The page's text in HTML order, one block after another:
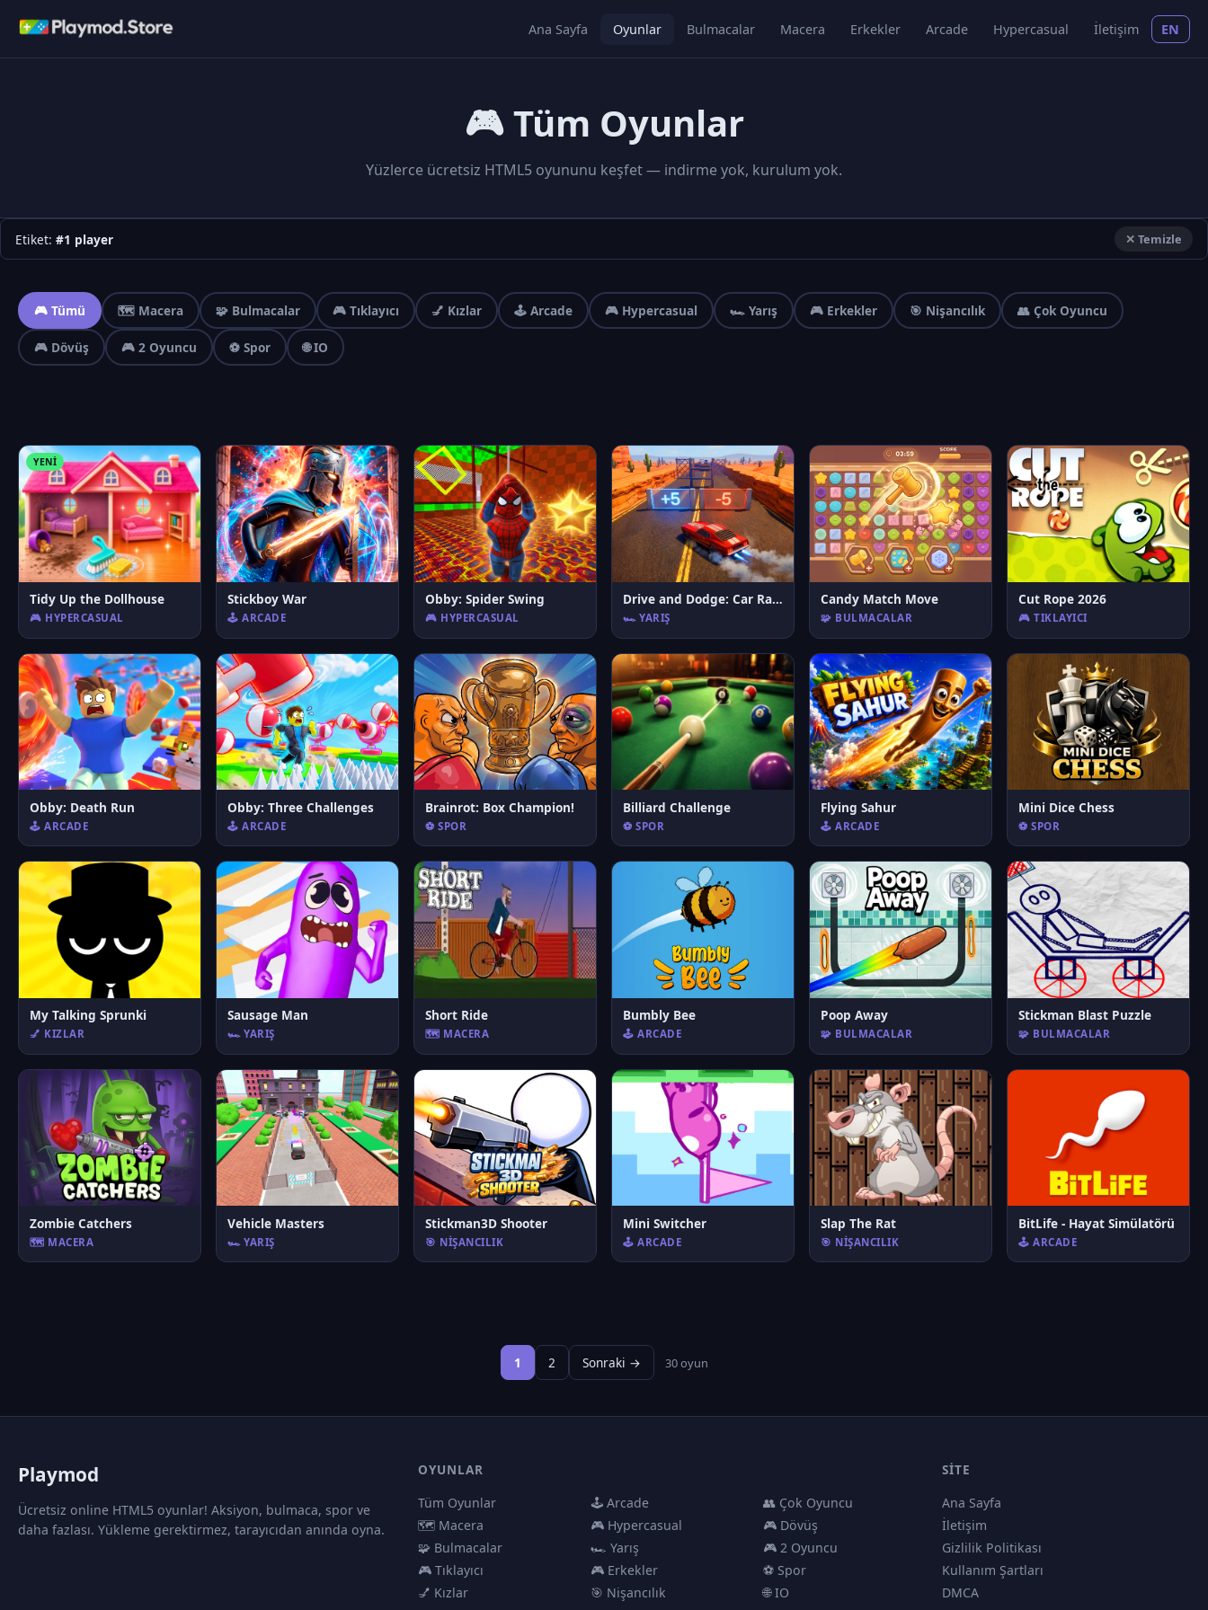
Ana Sayfa Oyunlar Bulmacalar Macera Erkekler Arcade Hypercasual İletişim EN
🎮 Tüm Oyunlar
Yüzlerce ücretsiz HTML5 oyununu keşfet — indirme yok, kurulum yok.
Etiket: #1 player ✕ Temizle
🎮 Tümü 🗺️ Macera 🧩 Bulmacalar 🎮 Tıklayıcı 💅 Kızlar 🕹️ Arcade 🎮 Hypercasual 🏎️ Yarış 🎮 Erkekler 🎯 Nişancılık 👥 Çok Oyuncu
🎮 Dövüş 🎮 2 Oyuncu ⚽ Spor 🌐 IO
YENI
Tidy Up the Dollhouse
🎮 HYPERCASUAL
Stickboy War
🕹️ ARCADE
Obby: Spider Swing
🎮 HYPERCASUAL
Drive and Dodge: Car Racing 3D
🏎️ YARIŞ
Candy Match Move
🧩 BULMACALAR
Cut Rope 2026
🎮 TIKLAYICI
Obby: Death Run
🕹️ ARCADE
Obby: Three Challenges
🕹️ ARCADE
Brainrot: Box Champion!
⚽ SPOR
Billiard Challenge
⚽ SPOR
Flying Sahur
🕹️ ARCADE
Mini Dice Chess
⚽ SPOR
My Talking Sprunki
💅 KIZLAR
Sausage Man
🏎️ YARIŞ
Short Ride
🗺️ MACERA
Bumbly Bee
🕹️ ARCADE
Poop Away
🧩 BULMACALAR
Stickman Blast Puzzle
🧩 BULMACALAR
Zombie Catchers
🗺️ MACERA
Vehicle Masters
🏎️ YARIŞ
Stickman3D Shooter
🎯 NIŞANCILIK
Mini Switcher
🕹️ ARCADE
Slap The Rat
🎯 NIŞANCILIK
BitLife - Hayat Simülatörü
🕹️ ARCADE
1 2 Sonraki → 30 oyun
Playmod
Ücretsiz online HTML5 oyunlar! Aksiyon, bulmaca, spor ve
daha fazlası. Yükleme gerektirmez, tarayıcıdan anında oyna.
OYUNLAR
Tüm Oyunlar
🗺️ Macera
🧩 Bulmacalar
🎮 Tıklayıcı
💅 Kızlar
🕹️ Arcade
🎮 Hypercasual
🏎️ Yarış
🎮 Erkekler
🎯 Nişancılık
👥 Çok Oyuncu
🎮 Dövüş
🎮 2 Oyuncu
⚽ Spor
🌐 IO
SITE
Ana Sayfa
İletişim
Gizlilik Politikası
Kullanım Şartları
DMCA